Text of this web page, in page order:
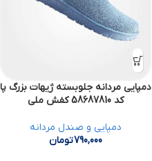
دمپایی مردانه جلوبسته ژیهات بزرگ پا
کد 58687810 کفش ملی
دمپایی و صندل مردانه
790,000تومان